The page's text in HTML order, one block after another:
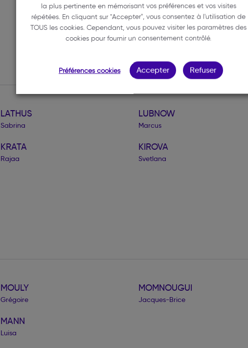
LATHUS
Sabrina
LUBNOW
Marcus
KRATA
Rajaa
KIROVA
Svetlana
MOULY
Grégoire
MOMNOUGUI
Jacques-Brice
MANN
Luisa
la plus pertinente en mémorisant vos préférences et vos visites
répétées. En cliquant sur "Accepter", vous consentez à l'utilisation de
TOUS les cookies. Cependant, vous pouvez visiter les paramètres des
cookies pour fournir un consentement contrôlé.
Préférences cookies Accepter Refuser